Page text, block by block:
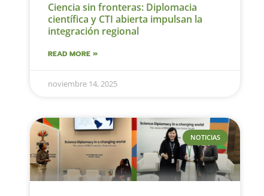
Ciencia sin fronteras: Diplomacia
científica y CTI abierta impulsan la
integración regional
READ MORE »
noviembre 14, 2025
NOTICIAS